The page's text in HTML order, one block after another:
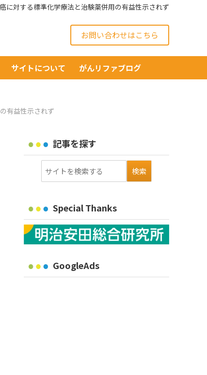
に対する標準化学療法と治験薬併用の有益性示されず
お問い合わせはこちら
サイトについて がんリファブログ
有益性示されず
記事を探す
Special Thanks
GoogleAds